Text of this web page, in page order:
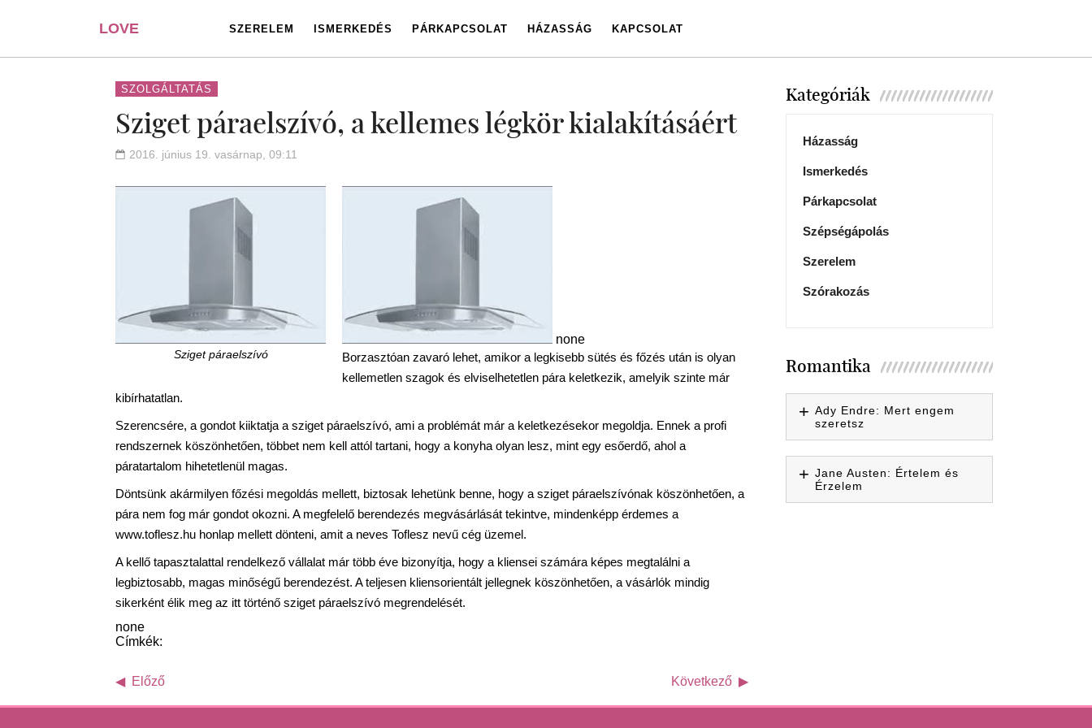
LOVE
PORTAL
SZERELEM ISMERKEDÉS PÁRKAPCSOLAT HÁZASSÁG KAPCSOLAT
SZOLGÁLTATÁS
Sziget páraelszívó, a kellemes légkör kialakításáért
2016. június 19. vasárnap, 09:11
none
Sziget páraelszívó
Borzasztóan zavaró lehet, amikor a legkisebb sütés és főzés után is olyan
kellemetlen szagok és elviselhetetlen pára keletkezik, amelyik szinte már
kibírhatatlan.
Szerencsére, a gondot kiiktatja a sziget páraelszívó, ami a problémát már a keletkezésekor megoldja. Ennek a profi
rendszernek köszönhetően, többet nem kell attól tartani, hogy a konyha olyan lesz, mint egy esőerdő, ahol a
páratartalom hihetetlenül magas.
Döntsünk akármilyen főzési megoldás mellett, biztosak lehetünk benne, hogy a sziget páraelszívónak köszönhetően, a
pára nem fog már gondot okozni. A megfelelő berendezés megvásárlását tekintve, mindenképp érdemes a
www.toflesz.hu honlap mellett dönteni, amit a neves Toflesz nevű cég üzemel.
A kellő tapasztalattal rendelkező vállalat már több éve bizonyítja, hogy a kliensei számára képes megtalálni a
legbiztosabb, magas minőségű berendezést. A teljesen kliensorientált jellegnek köszönhetően, a vásárlók mindig
sikerként élik meg az itt történő sziget páraelszívó megrendelését.
none
Címkék:
Előző Következő
Kategóriák
Házasság
Ismerkedés
Párkapcsolat
Szépségápolás
Szerelem
Szórakozás
Romantika
Ady Endre: Mert engem
szeretsz
Jane Austen: Értelem és
Érzelem